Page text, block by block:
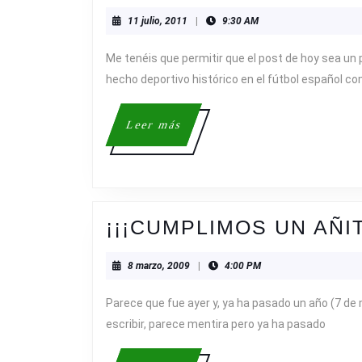
11 julio, 2011 11
9:30 AM
Me tenéis que permitir que el post de hoy sea
hecho deportivo histórico en el fútbol español
Leer másLeer
más
¡¡¡CUMPLIMOS UN
8 marzo, 20098
4:00 PM
Parece que fue ayer y, ya ha pasado un año (7
escribir, parece mentira pero ya ha pasado